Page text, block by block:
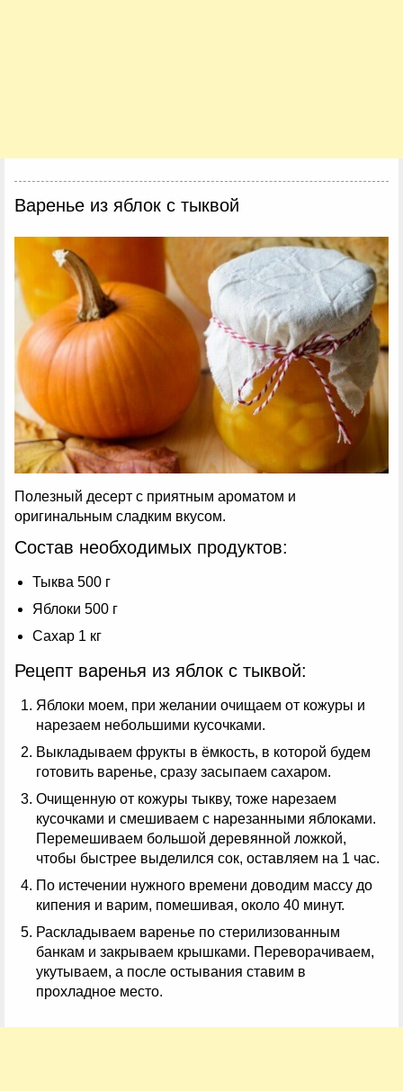
Варенье из яблок с тыквой
Полезный десерт с приятным ароматом и
оригинальным сладким вкусом.
Состав необходимых продуктов:
Тыква 500 г
Яблоки 500 г
Сахар 1 кг
Рецепт варенья из яблок с тыквой:
Яблоки моем, при желании очищаем от кожуры и
нарезаем небольшими кусочками.
Выкладываем фрукты в ёмкость, в которой будем
готовить варенье, сразу засыпаем сахаром.
Очищенную от кожуры тыкву, тоже нарезаем
кусочками и смешиваем с нарезанными яблоками.
Перемешиваем большой деревянной ложкой,
чтобы быстрее выделился сок, оставляем на 1 час.
По истечении нужного времени доводим массу до
кипения и варим, помешивая, около 40 минут.
Раскладываем варенье по стерилизованным
банкам и закрываем крышками. Переворачиваем,
укутываем, а после остывания ставим в
прохладное место.